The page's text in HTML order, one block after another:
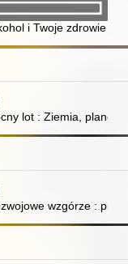
i Twoje zdrowie
lot : Ziemia, planeta
wzgórze :